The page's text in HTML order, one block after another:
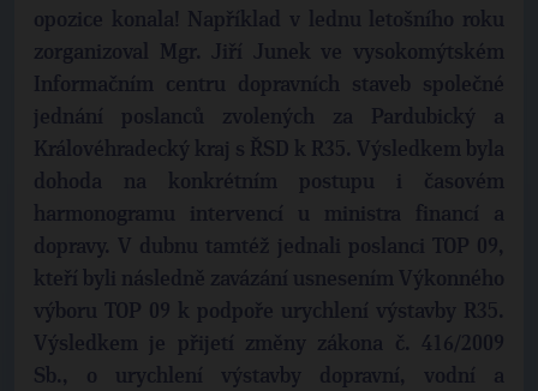
opozice konala! Například v lednu letošního roku
zorganizoval Mgr. Jiří Junek ve vysokomýtském
Informačním centru dopravních staveb společné
jednání poslanců zvolených za Pardubický a
Královéhradecký kraj s ŘSD k R35. Výsledkem byla
dohoda na konkrétním postupu i časovém
harmonogramu intervencí u ministra financí a
dopravy. V dubnu tamtéž jednali poslanci TOP 09,
kteří byli následně zavázání usnesením Výkonného
výboru TOP 09 k podpoře urychlení výstavby R35.
Výsledkem je přijetí změny zákona č. 416/2009
Sb., o urychlení výstavby dopravní, vodní a